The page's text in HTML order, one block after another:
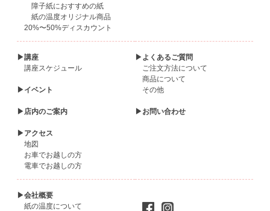
障子紙におすすめの紙
紙の温度オリジナル商品
20%〜50%ディスカウント
▶講座
講座スケジュール
▶イベント
▶店内のご案内
▶アクセス
地図
お車でお越しの方
電車でお越しの方
▶よくあるご質問
ご注文方法について
商品について
その他
▶お問い合わせ
▶会社概要
紙の温度について